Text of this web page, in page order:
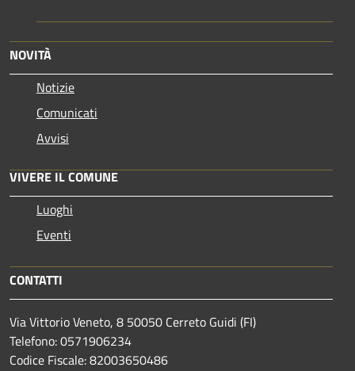
NOVITÀ
Notizie
Comunicati
Avvisi
VIVERE IL COMUNE
Luoghi
Eventi
CONTATTI
Via Vittorio Veneto, 8 50050 Cerreto Guidi (FI)
Telefono: 0571906234
Codice Fiscale: 82003650486